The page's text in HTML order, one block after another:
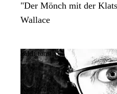
"Der Mönch mit der
Wallace
Bild: tonstark
Kategorie: